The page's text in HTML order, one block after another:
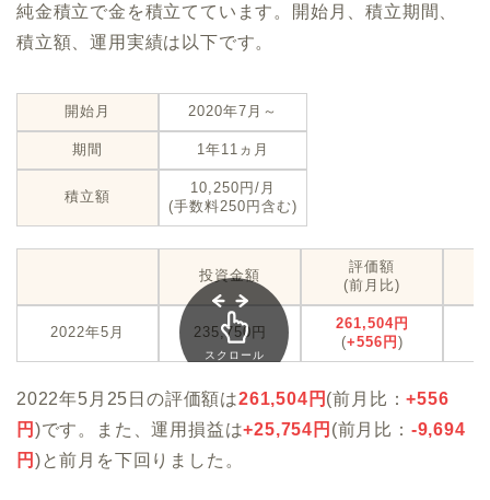
純金積立で金を積立てています。開始月、積立期間、
積立額、運用実績は以下です。
開始月 2020年7月～
期間 1年11ヵ月
積立額
10,250円/月
(手数料250円含む)
投資金額
評価額
(前月比)
2022年5月 235,750円
261,504円
(+556円)
スクロール
2022年5月25日の評価額は261,504 円 (前月比：+556
円 )です。また、運用損益は+25,754 円 (前月比： -9,694
円 )と前月を下回りました。